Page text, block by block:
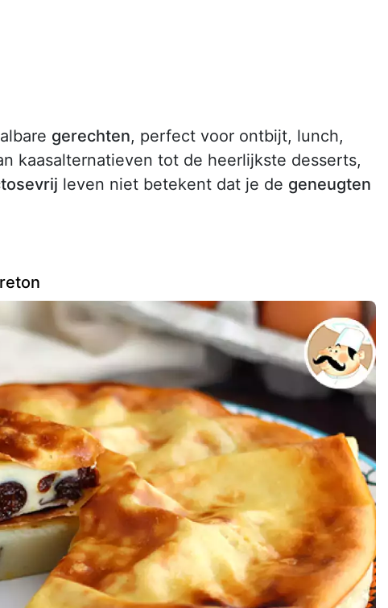
gerechten, perfect voor ontbijt, lunch,
kaasalternatieven tot de heerlijkste desserts,
leven niet betekent dat je de geneugten